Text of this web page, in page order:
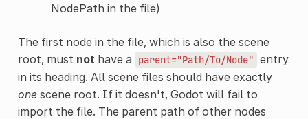
NodePath in the file)
The first node in the file, which is also the scene
root, must not have a parent="Path/To/Node" entry
in its heading. All scene files should have exactly
onescene root. If it doesn't, Godot will fail to
import the file. The parent path of other nodes